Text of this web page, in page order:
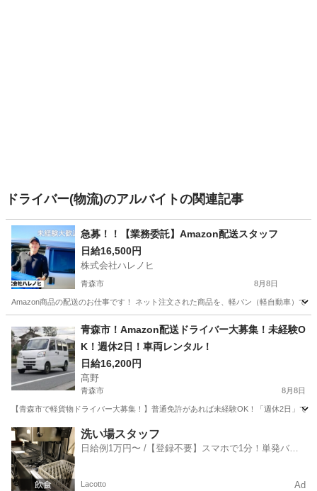
ドライバー(物流)のアルバイトの関連記事
急募！！【業務委託】Amazon配送スタッフ
日給16,500円
株式会社ハレノヒ
青森市 8月8日
Amazon商品の配送のお仕事です！ ネット注文された商品を、軽バン（軽自動車）で
配送
青森市！Amazon配送ドライバー大募集！未経験O
K！週休2日！車両レンタル！
日給16,200円
髙野
青森市 8月8日
【青森市で軽貨物ドライバー大募集！】普通免許があれば未経験OK！「週休2日」
青森 青森市 ドライバー Amazon
洗い場スタッフ
日給例1万円〜 /【登録不要】スマホで1分！単発バイ
Lacotto Ad